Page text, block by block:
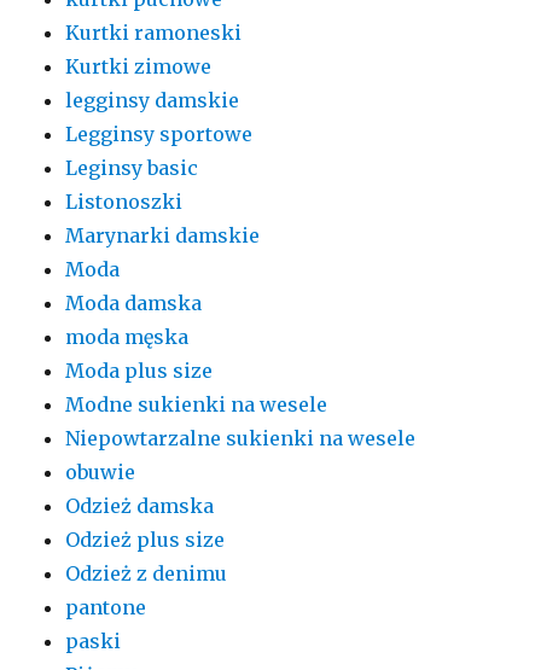
Kurtki ramoneski
Kurtki zimowe
legginsy damskie
Legginsy sportowe
Leginsy basic
Listonoszki
Marynarki damskie
Moda
Moda damska
moda męska
Moda plus size
Modne sukienki na wesele
Niepowtarzalne sukienki na wesele
obuwie
Odzież damska
Odzież plus size
Odzież z denimu
pantone
paski